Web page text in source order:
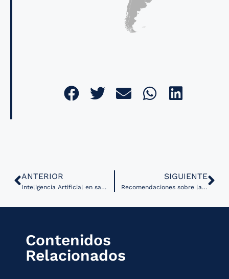
ANTERIOR
Inteligencia Artificial en salud y la importancia de su integración vertical
SIGUIENTE
Recomendaciones sobre la evaluación económica de las intervenciones de Salud Digital
Contenidos
Relacionados